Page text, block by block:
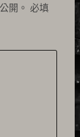
開。 必填